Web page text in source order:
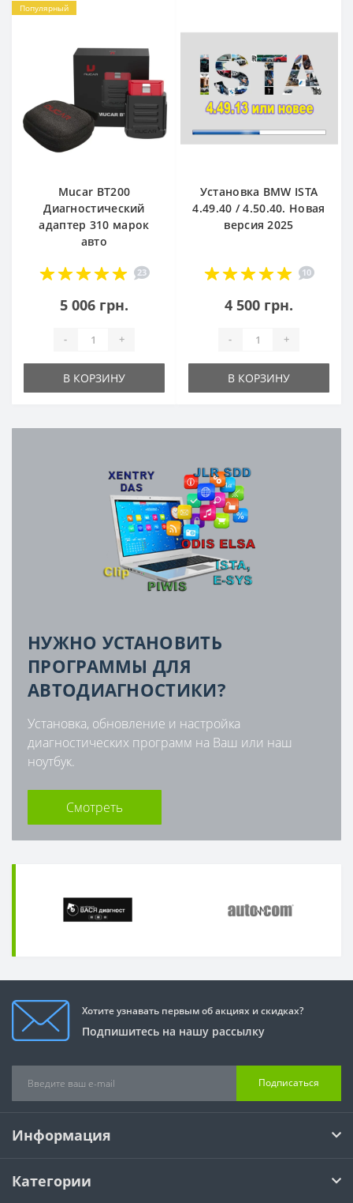
Популярный
Mucar BT200
Диагностический
адаптер 310 марок
авто
23
5 006 грн.
- +
В КОРЗИНУ
Установка BMW ISTA
4.49.40 / 4.50.40. Новая
версия 2025
10
4 500 грн.
- +
В КОРЗИНУ
НУЖНО УСТАНОВИТЬ
ПРОГРАММЫ ДЛЯ
АВТОДИАГНОСТИКИ?
Установка, обновление и настройка
диагностических программ на Ваш или наш
ноутбук.
Смотреть
Хотите узнавать первым об акциях и скидках?
Подпишитесь на нашу рассылку
Подписаться
Информация
Категории